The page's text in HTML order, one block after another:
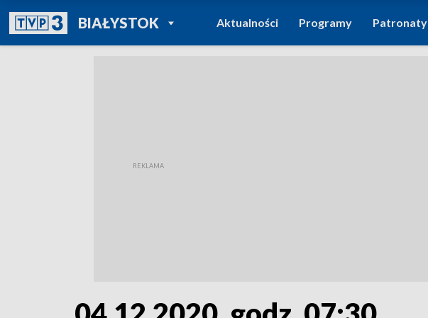
BIAŁYSTOKPOWRÓT DO
TVP REGIONY
Aktualności Programy Patronaty